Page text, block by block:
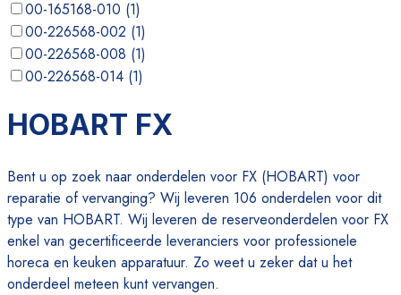
00-165168-010 (1)
00-226568-002 (1)
00-226568-008 (1)
00-226568-014 (1)
00-276903-021( )
HOBART FX
Bent u op zoek naar onderdelen voor FX (HOBART) voor
reparatie of vervanging? Wij leveren 106 onderdelen voor dit
type van HOBART. Wij leveren de reserveonderdelen voor FX
enkel van gecertificeerde leveranciers voor professionele
horeca en keuken apparatuur. Zo weet u zeker dat u het
onderdeel meteen kunt vervangen.